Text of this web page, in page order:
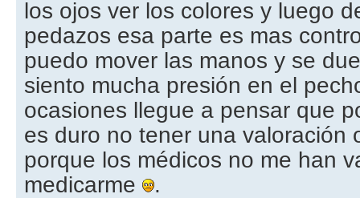
los ojos ver los colores y luego
pedazos esa parte es mas
puedo mover las manos y se
siento mucha presión en el
ocasiones llegue a pensar que
es duro no tener una valoración
porque los médicos no me han
medicarme
.